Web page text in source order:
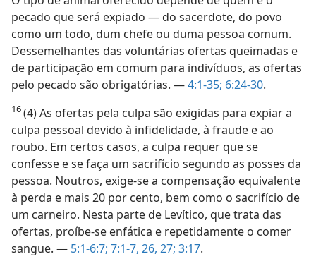
pecado que será expiado — do sacerdote, do povo
como um todo, dum chefe ou duma pessoa comum.
Dessemelhantes das voluntárias ofertas queimadas e
de participação em comum para indivíduos, as ofertas
pelo pecado são obrigatórias. —4:1-35; 6:24-30.
16(4) As ofertas pela culpa são exigidas para expiar a
culpa pessoal devido à infidelidade, à fraude e ao
roubo. Em certos casos, a culpa requer que se
confesse e se faça um sacrifício segundo as posses da
pessoa. Noutros, exige-se a compensação equivalente
à perda e mais 20 por cento, bem como o sacrifício de
um carneiro. Nesta parte de Levítico, que trata das
ofertas, proíbe-se enfática e repetidamente o comer
sangue. — 5:1-6:7; 7:1-7, 26, 27; 3:17.